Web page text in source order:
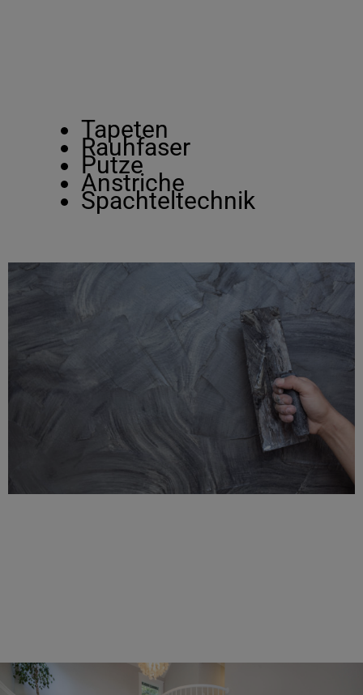
Tapeten
Rauhfaser
Putze
Anstriche
Spachteltechnik